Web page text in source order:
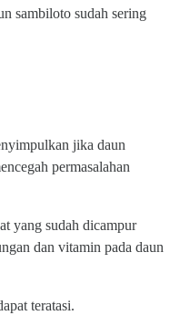
sambiloto sudah sering
jika daun
permasalahan
yang sudah dicampur
dan vitamin pada daun
teratasi.